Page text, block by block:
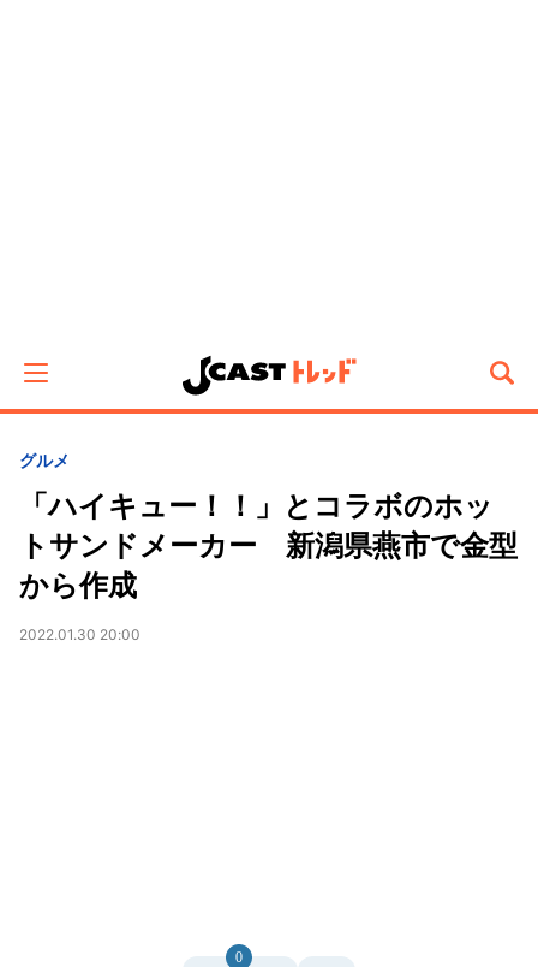
グルメ
「ハイキュー！！」とコラボのホッ
トサンドメーカー 新潟県燕市で金型
から作成
2022.01.30 20:00
0